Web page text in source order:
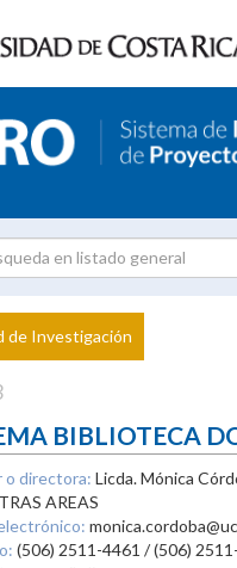
Investigador
de Investigación
BIBLIOTECA
o directora: Licda. Mónica
AREAS
(506) 2511-4461 / (506)